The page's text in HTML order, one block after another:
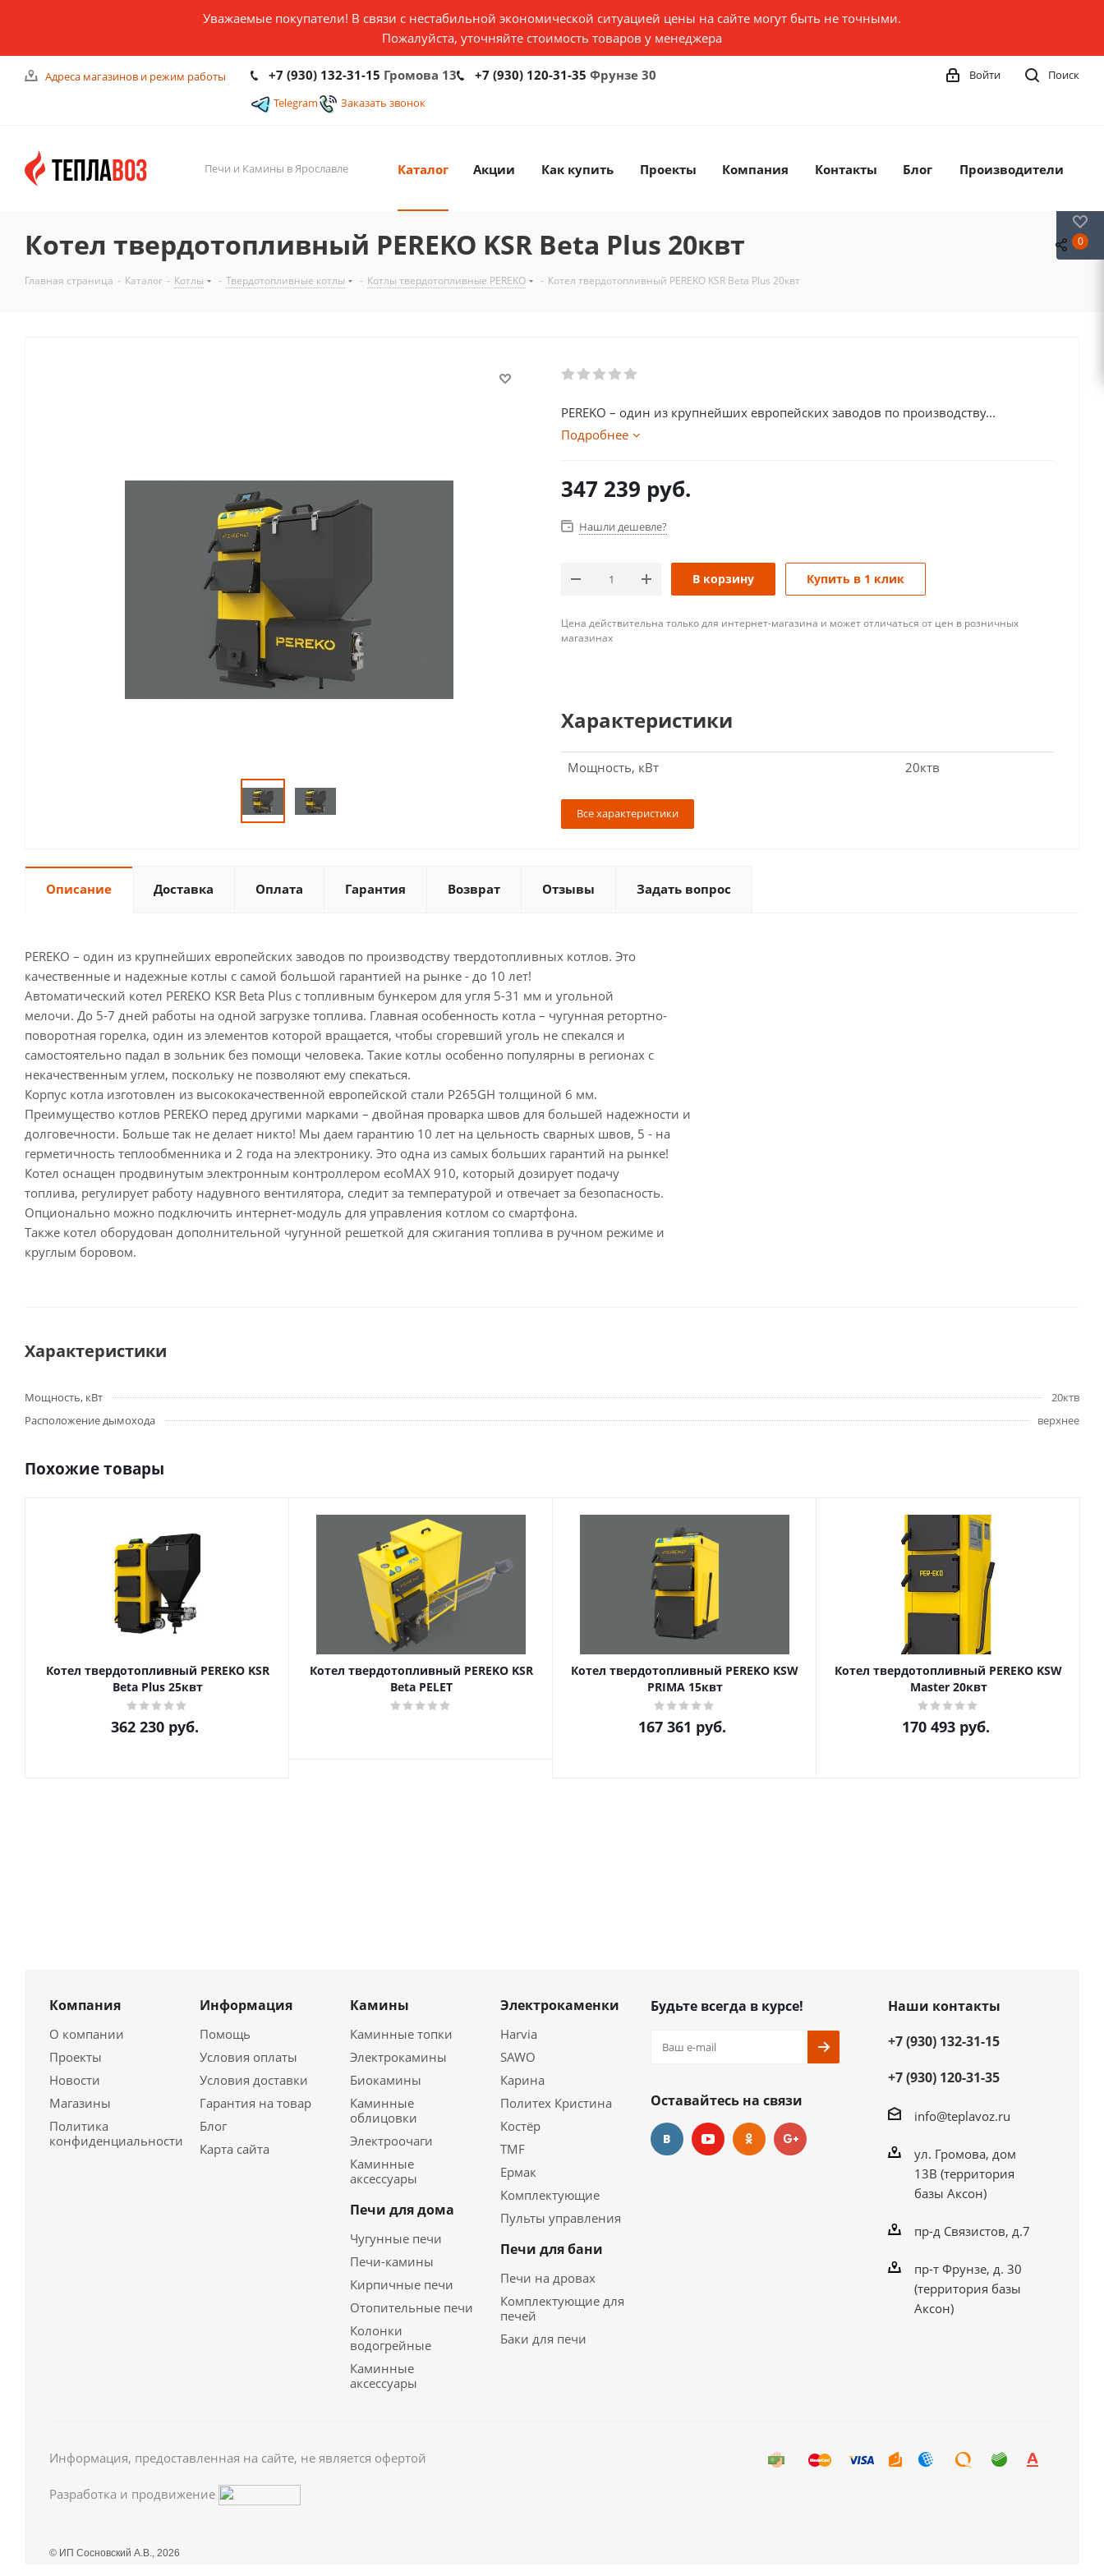
Уважаемые покупатели! В связи с нестабильной экономической ситуацией цены на сайте могут быть не точными.
Пожалуйста, уточняйте стоимость товаров у менеджера
Адреса магазинов и режим работы +7 (930) 132-31-15 Громова 13 +7 (930) 120-31-35 Фрунзе 30
Telegram Заказать звонок
Поиск
Войти
Печи и Камины в Ярославле Каталог Акции Как купить Проекты Компания Контакты Блог Производители
Котел твердотопливный PEREKO KSR Beta Plus 20квт
Главная страница - Каталог - Котлы - Твердотопливные котлы - Котлы твердотопливные PEREKO - Котел твердотопливный PEREKO KSR Beta Plus 20квт
PEREKO – один из крупнейших европейских заводов по производству...
Подробнее
347 239 руб.
Нашли дешевле?
В корзину Купить в 1 клик
Цена действительна только для интернет-магазина и может отличаться от цен в розничных
магазинах
Характеристики
Мощность, кВт 20ктв
Все характеристики
Описание Доставка Оплата Гарантия Возврат Отзывы Задать вопрос
PEREKO – один из крупнейших европейских заводов по производству твердотопливных котлов. Это
качественные и надежные котлы с самой большой гарантией на рынке - до 10 лет!
Автоматический котел PEREKO KSR Beta Plus с топливным бункером для угля 5-31 мм и угольной
мелочи. До 5-7 дней работы на одной загрузке топлива. Главная особенность котла – чугунная ретортно-
поворотная горелка, один из элементов которой вращается, чтобы сгоревший уголь не спекался и
самостоятельно падал в зольник без помощи человека. Такие котлы особенно популярны в регионах с
некачественным углем, поскольку не позволяют ему спекаться.
Корпус котла изготовлен из высококачественной европейской стали P265GH толщиной 6 мм.
Преимущество котлов PEREKO перед другими марками – двойная проварка швов для большей надежности и
долговечности. Больше так не делает никто! Мы даем гарантию 10 лет на цельность сварных швов, 5 - на
герметичность теплообменника и 2 года на электронику. Это одна из самых больших гарантий на рынке!
Котел оснащен продвинутым электронным контроллером ecoMAX 910, который дозирует подачу
топлива, регулирует работу надувного вентилятора, следит за температурой и отвечает за безопасность.
Опционально можно подключить интернет-модуль для управления котлом со смартфона.
Также котел оборудован дополнительной чугунной решеткой для сжигания топлива в ручном режиме и
круглым боровом.
Характеристики
Мощность, кВт
20ктв
Расположение дымохода
верхнее
Похожие товары
Котел твердотопливный PEREKO KSR
Beta Plus 25квт
362 230руб.
Котел твердотопливный PEREKO KSR
Beta PELET
Котел твердотопливный PEREKO KSW
PRIMA 15квт
167 361 руб.
Котел твердотопливный PEREKO KSW
Master 20квт
170 493руб.
Компания
О компании
Проекты
Новости
Магазины
Политика
конфиденциальности
Информация
Помощь
Условия оплаты
Условия доставки
Гарантия на товар
Блог
Карта сайта
Камины
Каминные топки
Электрокамины
Биокамины
Каминные
облицовки
Электроочаги
Каминные
аксессуары
Печи для дома
Чугунные печи
Печи-камины
Кирпичные печи
Отопительные печи
Колонки
водогрейные
Каминные
аксессуары
Электрокаменки
Harvia
SAWO
Карина
Политех Кристина
Костёр
TMF
Ермак
Комплектующие
Пульты управления
Печи для бани
Печи на дровах
Комплектующие для
печей
Баки для печи
Будьте всегда в курсе!
Оставайтесь на связи
Наши контакты
+7 (930) 132-31-15
+7 (930) 120-31-35
info@teplavoz.ru
ул. Громова, дом
13В (территория
базы Аксон)
пр-д Связистов, д.7
пр-т Фрунзе, д. 30
(территория базы
Аксон)
Информация, предоставленная на сайте, не является офертой
Разработка и продвижение
© ИП Сосновский А.В., 2026
0